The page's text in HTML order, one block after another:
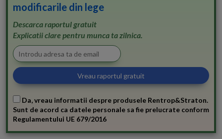
modificarile din lege
Descarca raportul gratuit
Explicatii clare pentru munca ta zilnica.
Da, vreau informatii despre produsele Rentrop&Straton.
Sunt de acord ca datele personale sa fie prelucrate conform
Regulamentului UE 679/2016